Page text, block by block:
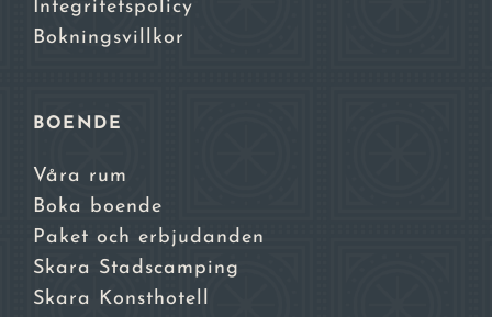
Integritetspolicy
Bokningsvillkor
BOENDE
Våra rum
Boka boende
Paket och erbjudanden
Skara Stadscamping
Skara Konsthotell